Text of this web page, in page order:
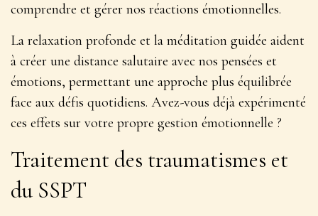
comprendre et gérer nos réactions émotionnelles.
La relaxation profonde et la méditation guidée aident
à créer une distance salutaire avec nos pensées et
émotions, permettant une approche plus équilibrée
face aux défis quotidiens. Avez-vous déjà expérimenté
ces effets sur votre propre gestion émotionnelle ?
Traitement des traumatismes et
du SSPT